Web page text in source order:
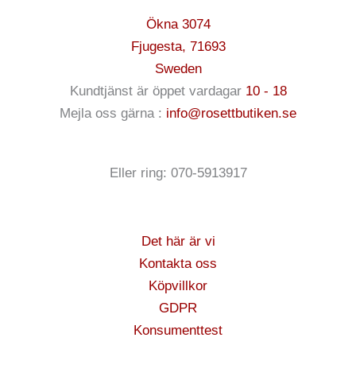
Ökna 3074
Fjugesta, 71693
Sweden
Kundtjänst är öppet vardagar 10 - 18
Mejla oss gärna : info@rosettbutiken.se
Eller ring: 070-5913917
Det här är vi
Kontakta oss
Köpvillkor
GDPR
Konsumenttest